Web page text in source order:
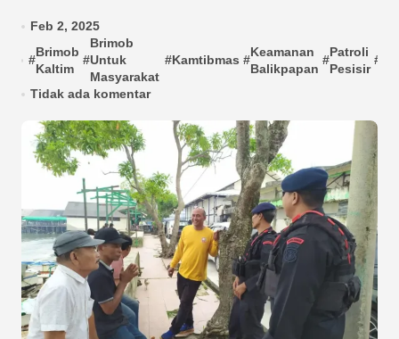
Feb 2, 2025
#
Brimob
Kaltim
#
Brimob
Untuk
Masyarakat
#Kamtibmas #
Keamanan
Balikpapan
#
Patroli
Pesisir
#
Tidak ada komentar